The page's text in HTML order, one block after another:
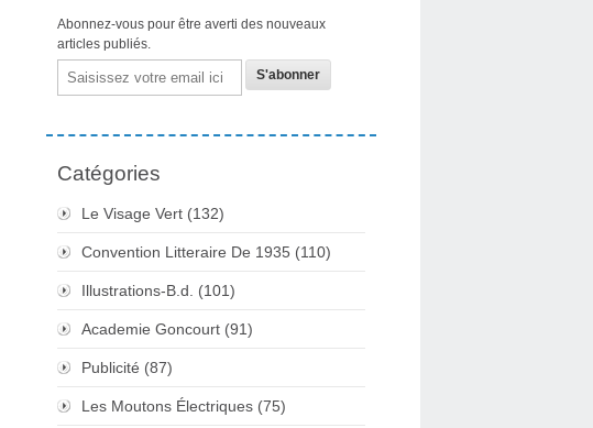
Abonnez-vous pour être averti des nouveaux
articles publiés.
Email
Catégories
Le Visage Vert (132)
Convention Litteraire De 1935 (110)
Illustrations-B.d. (101)
Academie Goncourt (91)
Publicité (87)
Les Moutons Électriques (75)